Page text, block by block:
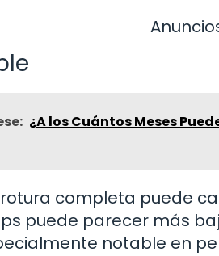
¿A los Cuántos Meses
completa puede
puede parecer más
notable en